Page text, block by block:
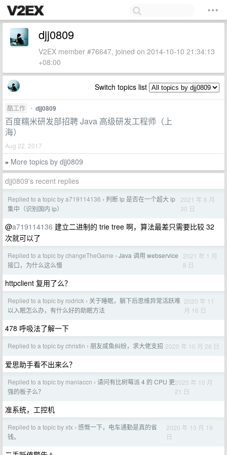
djj0809
V2EX member #76647, joined on 2014-10-10 21:34:13
+08:00
Switch topics list
酷工作 • djj0809
百度糯米研发部招聘 Java 高级研发工程师（上
海）
Aug 22, 2017
» More topics by djj0809
djj0809's recent replies
Replied to a topic by a719114136 › 判断 ip 是否在一个超大 ip
集中（识别国内 ip）
2021 年 6 月
30 日
@a719114136 建立二进制的 trie tree 啊，算法最差只需要比较 32
次就可以了
Replied to a topic by changeTheGame › Java 调用 webservice
接口，为什么这么慢
2021 年 1 月
8 日
httpclient 复用了么？
Replied to a topic by rodrick › 关于睡眠，躺下后思维异常活跃难
以入眠怎么办，有什么好的助眠方法
2020 年 11
月 16 日
478 呼吸法了解一下
Replied to a topic by christin › 朋友咸鱼纠纷，求大佬支招 2020 年 10 月 26 日
爱思助手看不出来么？
Replied to a topic by maniaccn › 请问有比树莓派 4 的 CPU 更
强的板子么？
2020 年 10 月
21 日
准系统，工控机
Replied to a topic by xtx › 感慨一下，电车通勤是真的省
钱。
2020 年 10 月 19
日